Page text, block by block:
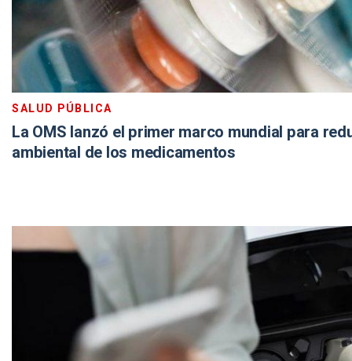
SALUD PÚBLICA
La OMS lanzó el primer marco mundial para
ambiental de los medicamentos